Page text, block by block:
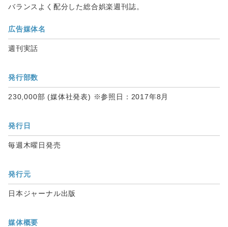
バランスよく配分した総合娯楽週刊誌。
広告媒体名
週刊実話
発行部数
230,000部 (媒体社発表) ※参照日：2017年8月
発行日
毎週木曜日発売
発行元
日本ジャーナル出版
媒体概要